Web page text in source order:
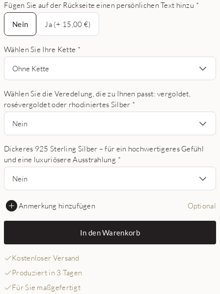
Fügen Sie auf der Rückseite einen persönlichen Text hinzu *
Nein
Nein
Ja (+ 15,00 €)
Wählen Sie Ihre Kette *
Ohne Kette
Wählen Sie die Veredelung, die zu Ihnen passt: vergoldet,
rosévergoldet oder rhodiniertes Silber *
Nein
Dickeres 925 Sterling Silber – für ein hochwertigeres Gefühl
und eine luxuriösere Ausstrahlung *
Nein
Anmerkung hinzufügen Optional
In den Warenkorb
Kostenloser Versand
Produziert in 3 Tagen
Für Sie maßgefertigt